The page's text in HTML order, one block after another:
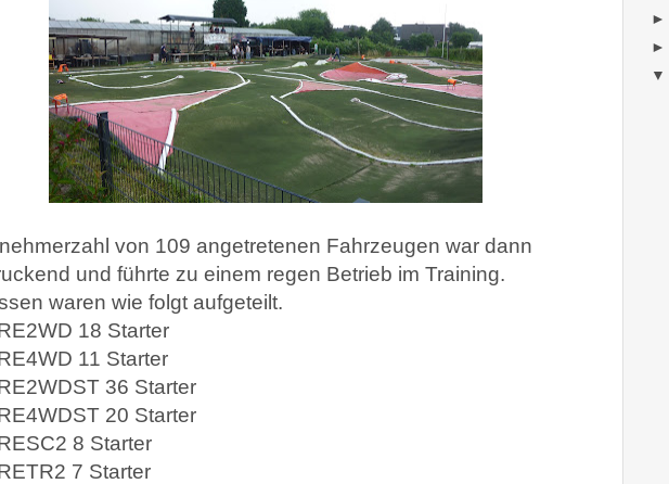
von 109 angetretenen Fahrzeugen war dann
und führte zu einem regen Betrieb im Training.
waren wie folgt aufgeteilt.
18 Starter
11 Starter
36 Starter
20 Starter
8 Starter
7 Starter
►
►
▼